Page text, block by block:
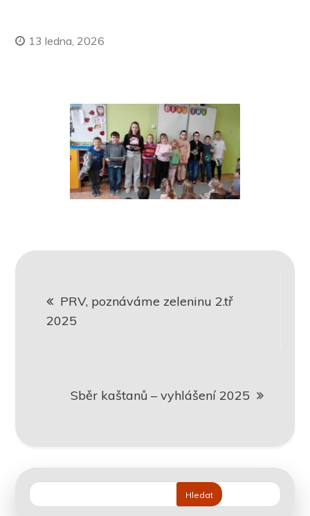
13 ledna, 2026
proPRV, poznáváme zeleninu 2.tř
2025
Sběr kaštanů – vyhlášení 2025
Hledat